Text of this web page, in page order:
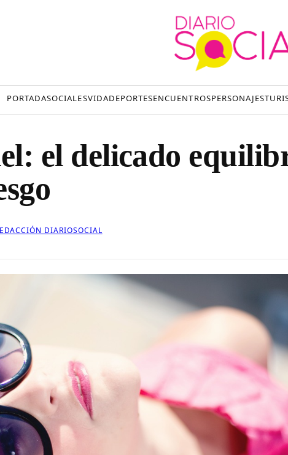
PORTADASOCIALESVIDADEPORTESENCUENTROSPERSONAJES
el delicado
DIARIOSOCIAL